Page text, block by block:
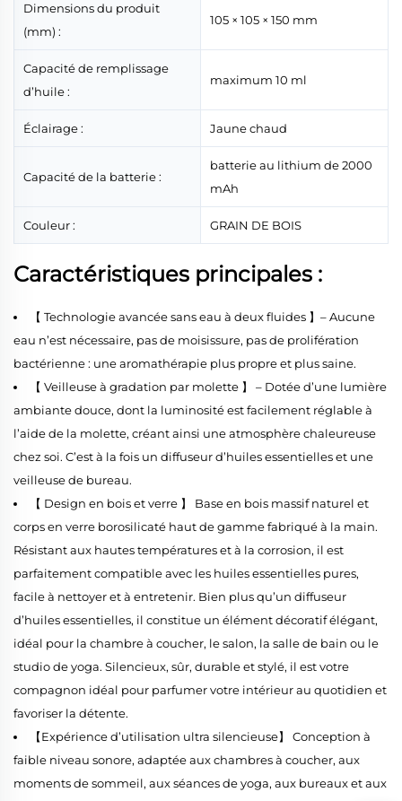
Dimensions du produit
(mm) :
105 × 105 × 150 mm
Capacité de remplissage
d’huile :
maximum 10 ml
Éclairage : Jaune chaud
Capacité de la batterie :
batterie au lithium de 2000
mAh
Couleur : GRAIN DE BOIS
Caractéristiques principales :
【 Technologie avancée sans eau à deux fluides 】– Aucune
eau n’est nécessaire, pas de moisissure, pas de prolifération
bactérienne : une aromathérapie plus propre et plus saine.
【 Veilleuse à gradation par molette 】 – Dotée d’une lumière
ambiante douce, dont la luminosité est facilement réglable à
l’aide de la molette, créant ainsi une atmosphère chaleureuse
chez soi. C’est à la fois un diffuseur d’huiles essentielles et une
veilleuse de bureau.
【 Design en bois et verre 】 Base en bois massif naturel et
corps en verre borosilicaté haut de gamme fabriqué à la main.
Résistant aux hautes températures et à la corrosion, il est
parfaitement compatible avec les huiles essentielles pures,
facile à nettoyer et à entretenir. Bien plus qu’un diffuseur
d’huiles essentielles, il constitue un élément décoratif élégant,
idéal pour la chambre à coucher, le salon, la salle de bain ou le
studio de yoga. Silencieux, sûr, durable et stylé, il est votre
compagnon idéal pour parfumer votre intérieur au quotidien et
favoriser la détente.
【Expérience d’utilisation ultra silencieuse】 Conception à
faible niveau sonore, adaptée aux chambres à coucher, aux
moments de sommeil, aux séances de yoga, aux bureaux et aux